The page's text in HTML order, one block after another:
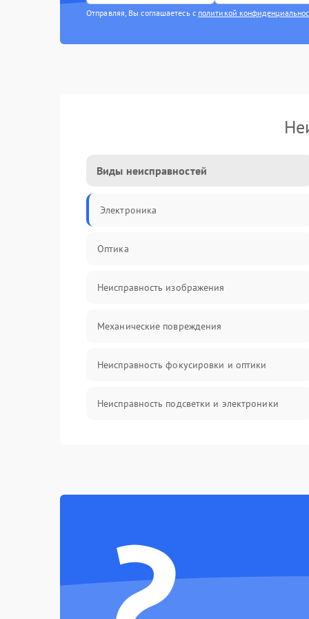
Отправляя, Вы соглашаетесь с политикой
Виды неисправностей
Электроника
Оптика
Неисправность изображения
Механические повреждения
Неисправность фокусировки и оптики
Неисправность подсветки и электроники
Управление
Корпус/Герметичность